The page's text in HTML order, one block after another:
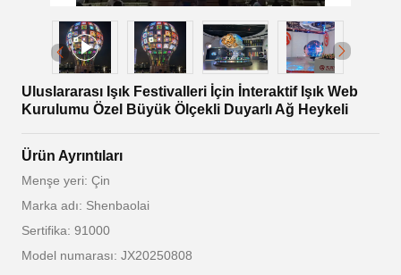
Uluslararası Işık Festivalleri İçin İnteraktif Işık Web
Kurulumu Özel Büyük Ölçekli Duyarlı Ağ Heykeli
Ürün Ayrıntıları
Menşe yeri: Çin
Marka adı: Shenbaolai
Sertifika: 91000
Model numarası: JX20250808